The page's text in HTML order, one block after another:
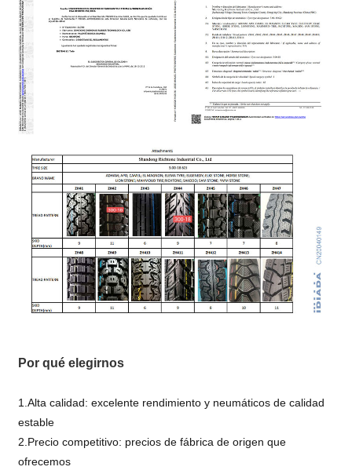
Por qué elegirnos
1.Alta calidad: excelente rendimiento y neumáticos de calidad
estable
2.Precio competitivo: precios de fábrica de origen que
ofrecemos